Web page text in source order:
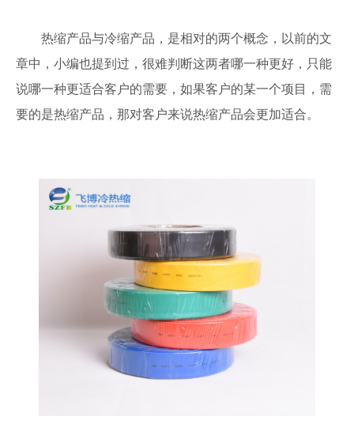
热缩产品与冷缩产品，是相对的两个概念，以前的文
章中，小编也提到过，很难判断这两者哪一种更好，只能
说哪一种更适合客户的需要，如果客户的某一个项目，需
要的是热缩产品，那对客户来说热缩产品会更加适合。